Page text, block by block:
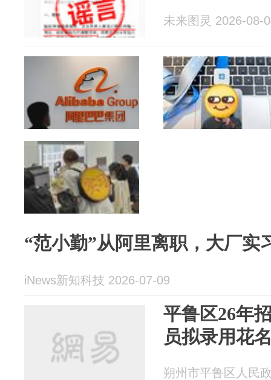
未来图灵 2026-08-
“范小勤”从阿里离职，大厂实
iNews新知科技 2026-07-09
平鲁区26年
员拟录用花
朔州市平鲁区人民